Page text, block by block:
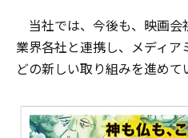
当社では、今後も、映画会
業界各社と連携し、メディ
どの新しい取り組みを進めて